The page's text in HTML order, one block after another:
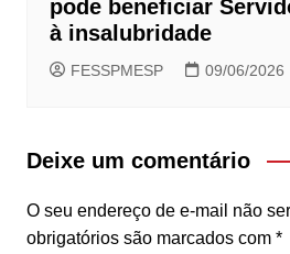
pode beneficiar
à insalubridade
FESSPMESP 09/06/2026
Deixe um comentário
O seu endereço de e-mail não
obrigatórios são marcados com *